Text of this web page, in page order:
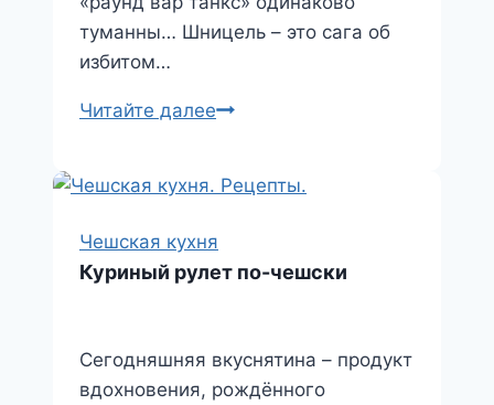
туманны… Шницель – это сага об
избитом…
Читайте далееШницель
Чешская кухня
Куриный рулет по-чешски
Сегодняшняя вкуснятина – продукт
вдохновения, рождённого